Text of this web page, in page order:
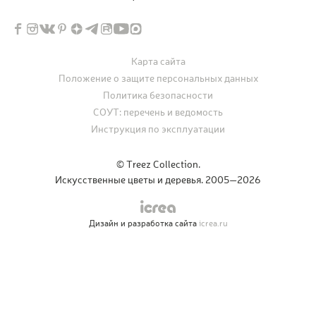
© Treez Collection.
Искусственные цветы и деревья. 2005—2026
Карта сайта
Положение о защите персональных данных
Политика безопасности
СОУТ: перечень и ведомость
Инструкция по эксплуатации
Дизайн и разработка сайтаicrea.ru